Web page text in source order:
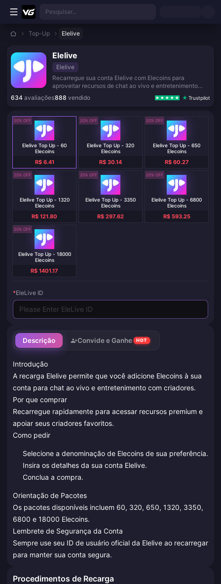
Ir para o conteúdo principal
Pesquisar...
Top-Up Elelive
Elelive
Elelive
Recarregue sua conta Elelive com Elecoins para
aproveitar recursos de chat ao vivo e entretenimento
social.
634 avaliações888 vendido Trustpilot
Descrição Convide e Ganhe HOT
Introdução
A recarga Elelive permite que você adicione Elecoins à sua
conta para chat ao vivo e entretenimento com criadores.
Por que comprar
Recarregue rapidamente para acessar recursos premium e
apoiar seus criadores favoritos.
Como pedir
Selecione a denominação de Elecoins de sua preferência.
Insira os detalhes da sua conta Elelive.
Conclua a compra.
Orientação de Pacotes
Os pacotes disponíveis incluem 60, 320, 650, 1320, 3350,
6800 e 18000 Elecoins.
Lembrete de Segurança da Conta
Sempre use seu ID de usuário oficial da Elelive ao recarregar
para manter sua conta segura.
Procedimentos de Recarga
20% OFF
Elelive Top Up - 60
Elecoins
R$ 6.41
20% OFF
Elelive Top Up - 320
Elecoins
R$ 30.14
20% OFF
Elelive Top Up - 650
Elecoins
R$ 60.27
20% OFF
Elelive Top Up - 1320
Elecoins
R$ 121.80
20% OFF
Elelive Top Up - 3350
Elecoins
R$ 297.62
20% OFF
Elelive Top Up - 6800
Elecoins
R$ 593.25
20% OFF
Elelive Top Up - 18000
Elecoins
R$ 1401.17
*EleLive ID